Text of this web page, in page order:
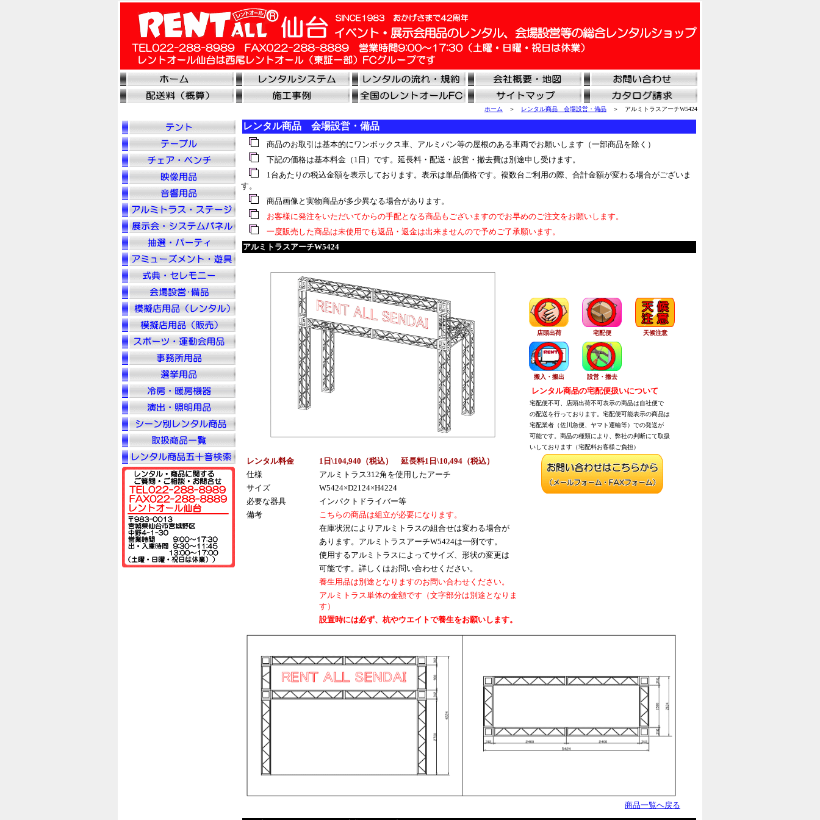
ホーム ＞ レンタル商品 会場設営・備品 ＞ アルミトラスアーチW5424
レンタル商品 会場設営・備品
商品のお取引は基本的にワンボックス車、アルミバン等の屋根のある車両でお願いします（一部商品を除く）
下記の価格は基本料金（1日）です。延長料・配送・設営・撤去費は別途申し受けます。
1台あたりの税込金額を表示しております。表示は単品価格です。複数台ご利用の際、合計金額が変わる場合がございま
す。
商品画像と実物商品が多少異なる場合があります。
お客様に発注をいただいてからの手配となる商品もございますのでお早めのご注文をお願いします。
一度販売した商品は未使用でも返品・返金は出来ませんので予めご了承願います。
アルミトラスアーチW5424
店頭出荷 宅配便 天候注意
搬入・搬出 設営・撤去
レンタル商品の宅配便扱いについて
宅配便不可、店頭出荷不可表示の商品は自社便で
の配送を行っております。宅配便可能表示の商品は
宅配業者（佐川急便、ヤマト運輸等）での発送が
可能です。商品の種類により、弊社の判断にて取扱
いしております（宅配料お客様ご負担）
レンタル料金 1日\104,940（税込） 延長料1日\10,494（税込）
仕様
アルミトラス312角を使用したアーチ
サイズ
W5424×D2124×H4224
必要な器具
インパクトドライバー等
備考
こちらの商品は組立が必要になります。
在庫状況によりアルミトラスの組合せは変わる場合が
あります。アルミトラスアーチW5424は一例です。
使用するアルミトラスによってサイズ、形状の変更は
可能です。詳しくはお問い合わせください。
養生用品は別途となりますのお問い合わせください。
アルミトラス単体の金額です（文字部分は別途となりま
す）
設置時には必ず、杭やウエイトで養生をお願いします。
商品一覧へ戻る